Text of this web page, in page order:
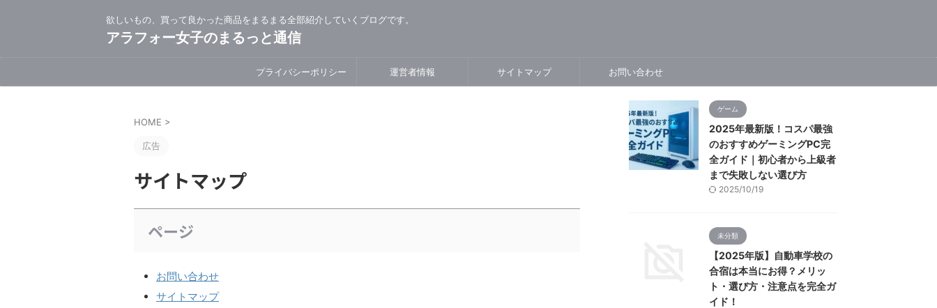
欲しいもの、買って良かった商品をまるまる全部紹介していくブログです。
アラフォー女子のまるっと通信
プライバシーポリシー 運営者情報 サイトマップ お問い合わせ
HOME >
広告
サイトマップ
ページ
お問い合わせ
サイトマップ
ゲーム
2025年最新版！コスパ最強
のおすすめゲーミングPC完
全ガイド｜初心者から上級者
まで失敗しない選び方
2025/10/19
未分類
【2025年版】自動車学校の
合宿は本当にお得？メリッ
ト・選び方・注意点を完全ガ
イド！